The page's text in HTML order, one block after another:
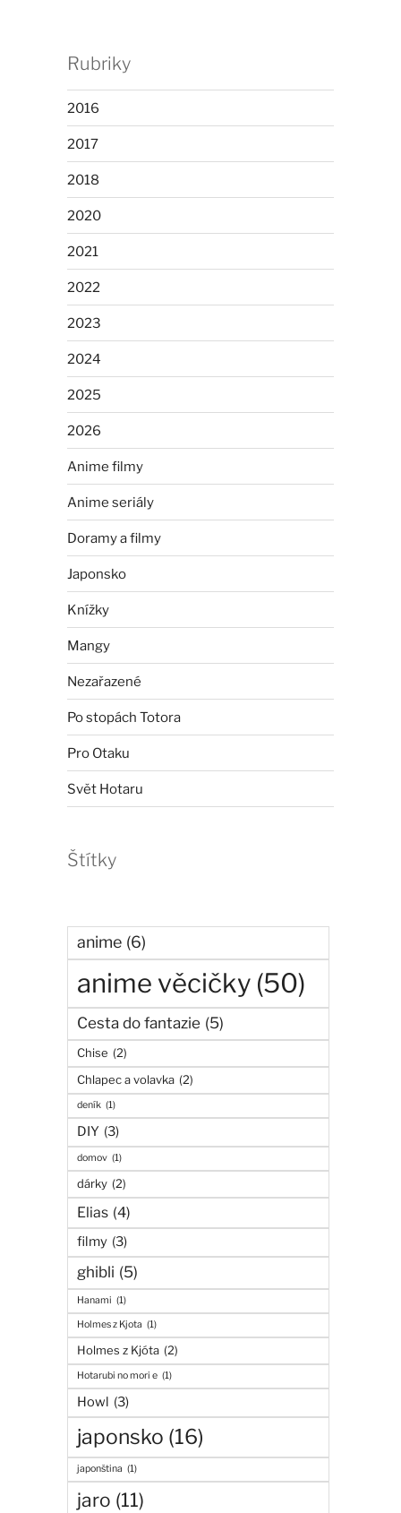
Rubriky
2016
2017
2018
2020
2021
2022
2023
2024
2025
2026
Anime filmy
Anime seriály
Doramy a filmy
Japonsko
Knížky
Mangy
Nezařazené
Po stopách Totora
Pro Otaku
Svět Hotaru
Štítky
anime (6)
anime věcičky (50)
Cesta do fantazie (5)
Chise (2)
Chlapec a volavka (2)
deník (1)
DIY (3)
domov (1)
dárky (2)
Elias (4)
filmy (3)
ghibli (5)
Hanami (1)
Holmes z Kjota (1)
Holmes z Kjóta (2)
Hotarubi no mori e (1)
Howl (3)
japonsko (16)
japonština (1)
jaro (11)